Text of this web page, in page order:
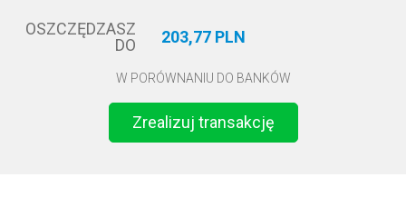
OSZCZĘDZASZ
DO
203,77 PLN
W PORÓWNANIU DO BANKÓW
Zrealizuj transakcję